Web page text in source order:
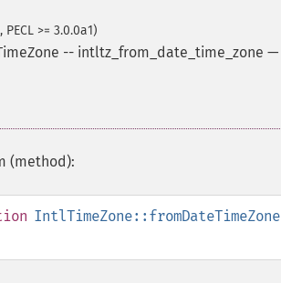
PECL >= 3.0.0a1)
-- intltz_from_date_time_zone —
(method):
IntlTimeZone::fromDateTimeZone